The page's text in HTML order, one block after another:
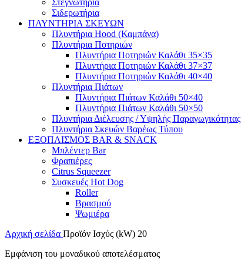
Στεγνωτήρια
Σιδερωτήρια
ΠΛΥΝΤΗΡΙΑ ΣΚΕΥΩΝ
Πλυντήρια Hood (Καμπάνα)
Πλυντήρια Ποτηριών
Πλυντήρια Ποτηριών Καλάθι 35×35
Πλυντήρια Ποτηριών Καλάθι 37×37
Πλυντήρια Ποτηριών Καλάθι 40×40
Πλυντήρια Πιάτων
Πλυντήρια Πιάτων Καλάθι 50×40
Πλυντήρια Πιάτων Καλάθι 50×50
Πλυντήρια Διέλευσης / Υψηλής Παραγωγικότητας
Πλυντήρια Σκευών Βαρέως Τύπου
ΕΞΟΠΛΙΣΜΟΣ BAR & SNACK
Μπλέντερ Bar
Φραπιέρες
Citrus Squeezer
Συσκευές Hot Dog
Roller
Βρασμού
Ψωμιέρα
Αρχική σελίδα Προϊόν Ισχύς (kW) 20
Εμφάνιση του μοναδικού αποτελέσματος